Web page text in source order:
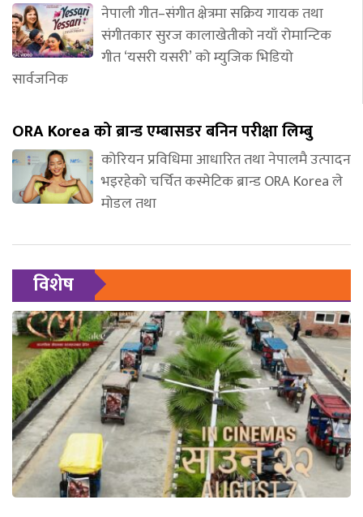
नेपाली गीत–संगीत क्षेत्रमा सक्रिय गायक तथा
संगीतकार सुरज कालाखेतीको नयाँ रोमान्टिक
गीत ‘यसरी यसरी’ को म्युजिक भिडियो
सार्वजनिक
ORA Korea को ब्रान्ड एम्बासडर बनिन परीक्षा लिम्बु
कोरियन प्रविधिमा आधारित तथा नेपालमै उत्पादन
भइरहेको चर्चित कस्मेटिक ब्रान्ड ORA Korea ले
मोडल तथा
विशेष